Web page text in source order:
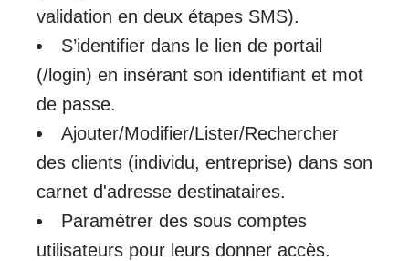
validation en deux étapes SMS).
S’identifier dans le lien de portail
(/login) en insérant son identifiant et mot
de passe.
Ajouter/Modifier/Lister/Rechercher
des clients (individu, entreprise) dans son
carnet d'adresse destinataires.
Paramètrer des sous comptes
utilisateurs pour leurs donner accès.